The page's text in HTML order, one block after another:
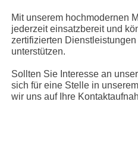
Mit unserem hochmodernen
jederzeit einsatzbereit und
zertifizierten
unterstützen.
Sollten Sie Interesse an
sich für eine Stelle in
wir uns auf Ihre